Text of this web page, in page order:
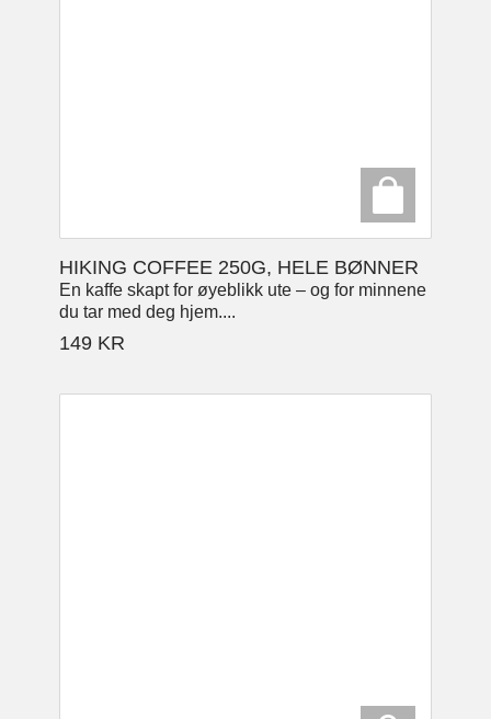
HIKING COFFEE 250G, HELE BØNNER
En kaffe skapt for øyeblikk ute – og for minnene
du tar med deg hjem....
149 KR